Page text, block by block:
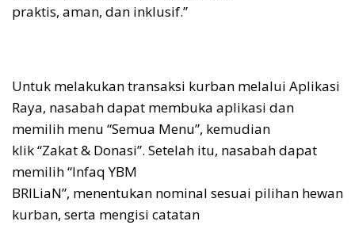
praktis, aman, dan inklusif.”
Untuk melakukan transaksi kurban melalui Aplikasi
Raya, nasabah dapat membuka aplikasi dan
memilih menu “Semua Menu”, kemudian
klik “Zakat & Donasi”. Setelah itu, nasabah dapat
memilih “Infaq YBM
BRILiaN”, menentukan nominal sesuai pilihan hewan
kurban, serta mengisi catatan